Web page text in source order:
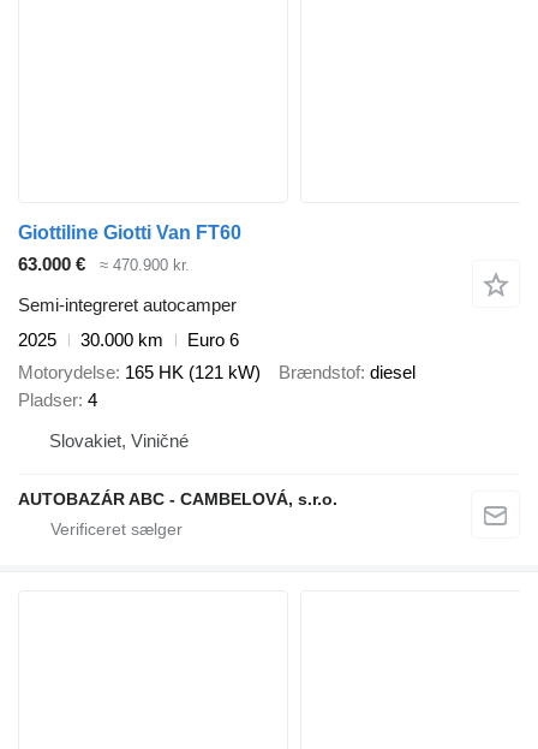
Giottiline Giotti Van FT60
63.000 €
≈ 470.900 kr.
Semi-integreret autocamper
2025
30.000 km
Euro 6
Motorydelse 165 HK (121 kW) Brændstof diesel
Pladser 4
Slovakiet, Viničné
AUTOBAZÁR ABC - CAMBELOVÁ, s.r.o.